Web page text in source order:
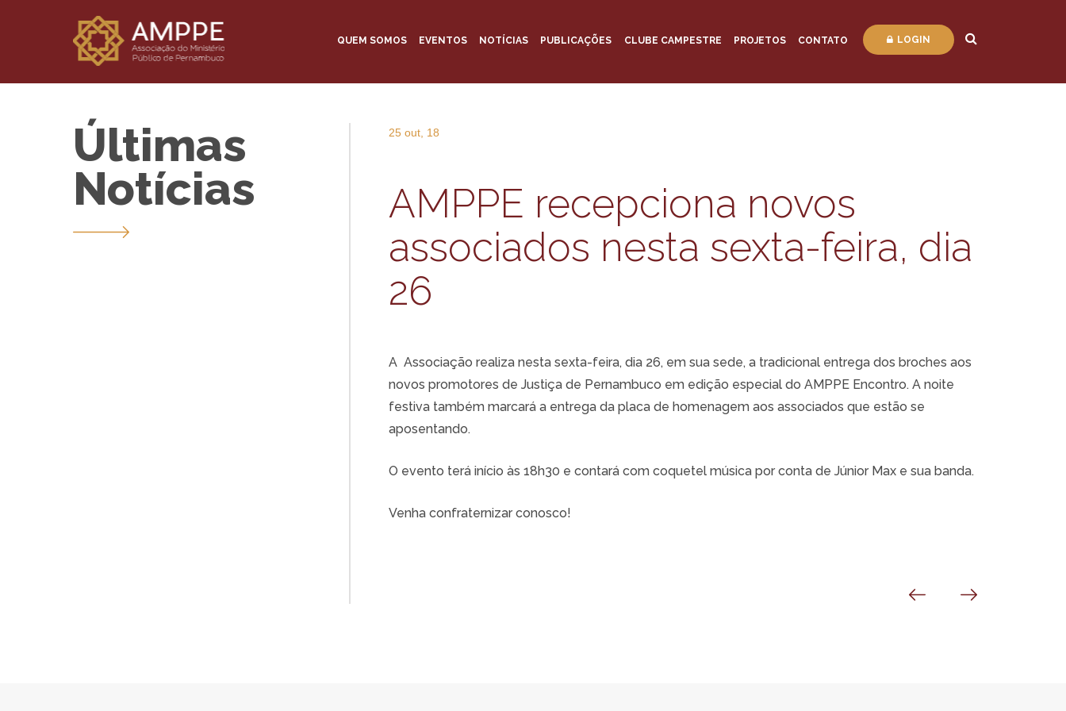
QUEM SOMOS EVENTOS NOTÍCIAS PUBLICAÇÕES CLUBE CAMPESTRE PROJETOS CONTATO LOGIN
Últimas
Notícias
25 out, 18
AMPPE recepciona novos
associados nesta sexta-feira, dia
26
A Associação realiza nesta sexta-feira, dia 26, em sua sede, a tradicional entrega dos broches aos
novos promotores de Justiça de Pernambuco em edição especial do AMPPE Encontro. A noite
festiva também marcará a entrega da placa de homenagem aos associados que estão se
aposentando.
O evento terá início às 18h30 e contará com coquetel música por conta de Júnior Max e sua banda.
Venha confraternizar conosco!